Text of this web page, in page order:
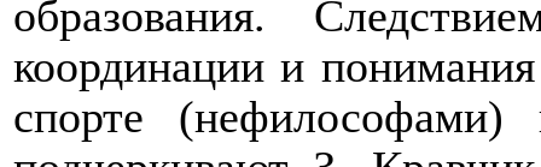
образования.
координации и
спорте